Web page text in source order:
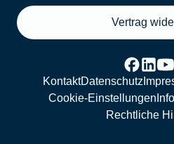
Vertrag
KontaktDatenschutz
Cookie-Einstellungen
Rechtliche